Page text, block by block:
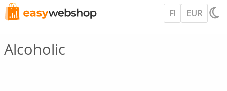
FI EUR
Alcoholic